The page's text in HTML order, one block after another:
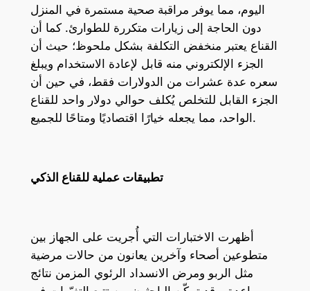
اليوم، مما يوفر مراقبة صحية مستمرة في المنزل
دون الحاجة إلى زيارات متكررة للطوارئ. كما أن
القناع يعتبر منخفض التكلفة بشكل ملحوظ؛ حيث أن
الجزء الإلكتروني منه قابل لإعادة الاستخدام ويبلغ
سعره عدة عشرات من الدولارات فقط، في حين أن
الجزء القابل للتخلص يُكلف حوالي دولار واحد للقناع
الواحد، مما يجعله خيارًا اقتصاديًا ومتاحًا للجميع.
تطبيقات عملية للقناع الذكي
أظهرت الاختبارات التي أُجريت على الجهاز بين
متطوعين أصحاء وآخرين يعانون من حالات مرضية
مثل الربو ومرض الانسداد الرئوي المزمن نتائج